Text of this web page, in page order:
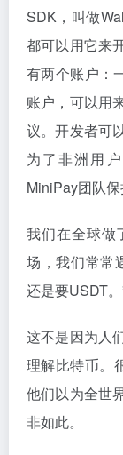
SDK，叫做
都可以用它来
有两个账户：
账户，可以用
议。开发者可
为了非洲用
MiniPay团队保
我们在全球做
场，我们常常
还是要USDT。
这不是因为人
理解比特币。
他们以为全世
非如此。